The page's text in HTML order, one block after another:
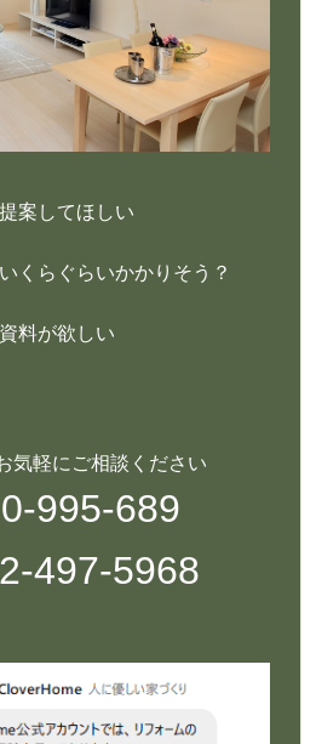
案してほしい
くらぐらいかかりそう？
料が欲しい
気軽にご相談ください
995-689
497-5968